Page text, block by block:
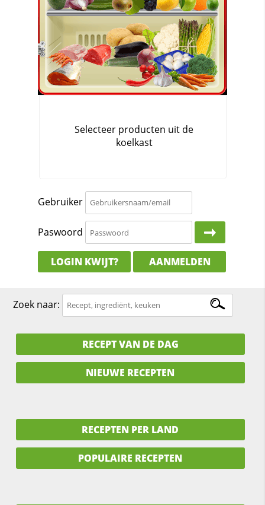
Gebruiker
Paswoord
LOGIN KWIJT? AANMELDEN
Zoek naar:
RECEPT VAN DE DAG
NIEUWE RECEPTEN
RECEPTEN PER LAND
POPULAIRE RECEPTEN